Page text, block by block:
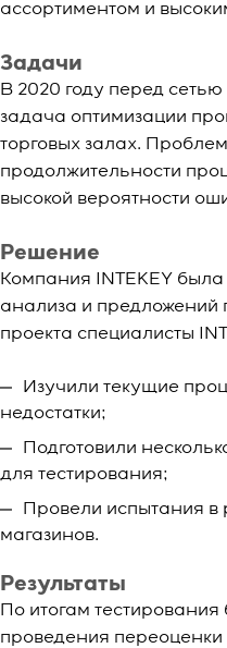
ассортиментом и
Задачи
В 2020 году перед сетью
задача оптимизации
торговых залах.
продолжительности
высокой вероятности
Решение
Компания INTEKEY
анализа и предложений
проекта специалисты
Изучили текущие
недостатки;
Подготовили
для тестирования;
Провели испытания
магазинов.
Результаты
По итогам
проведения переоценки